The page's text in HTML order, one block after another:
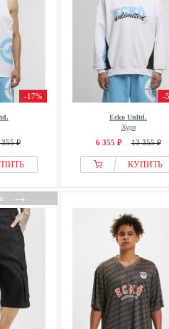
-17%
₽
-
Ecko Unltd.
Худи
6 355 ₽ 13 355 ₽
КУПИТЬ
→